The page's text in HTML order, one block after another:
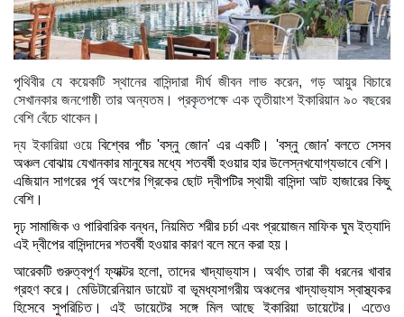
পৃথিবীর যে কয়েকটি স্থানের বাসিন্দারা দীর্ঘ জীবন লাভ করেন, গড় আয়ুর বিচারে
সেখানকার জনগোষ্ঠী তার অন্যতম। প্রকৃতপক্ষে এক তৃতীয়াংশ ইকারিয়ান ৯০ বছরের
বেশি বেঁচে থাকেন।
দ্য ইকারিয়া ওয়ে বিশ্বের পাঁচ 'বস্নু জোন' এর একটি। 'বস্নু জোন' বলতে সেসব
অঞ্চল বোঝায় যেখানকার মানুষের মধ্যে শতবর্ষী হওয়ার হার উলেস্নখযোগ্যভাবে বেশি।
এজিয়ান সাগরের পূর্ব অংশের গ্রিকের ছোট দ্বীপটির স্থায়ী বাসিন্দা আট হাজারের কিছু
বেশি।
দৃঢ় সামাজিক ও পারিবারিক বন্ধন, নিয়মিত শরীর চর্চা এবং প্রয়োজন মাফিক ঘুম ইত্যাদি
এই দ্বীপের বাসিন্দাদের শতবর্ষী হওয়ার কারণ বলে মনে করা হয়।
আরেকটি গুরুত্বপূর্ণ ফ্যাক্টর হলো, তাদের খাদ্যাভ্যাস। অর্থাৎ তারা কী ধরনের খাবার
গ্রহণ করে। মেডিটারেনিয়ান ডায়েট বা ভূমধ্যসাগরীয় অঞ্চলের খাদ্যাভ্যাস স্বাস্থ্যকর
হিসেবে সুপরিচিত। এই ডায়েটের সঙ্গে মিল আছে ইকারিয়া ডায়েটের। এতেও